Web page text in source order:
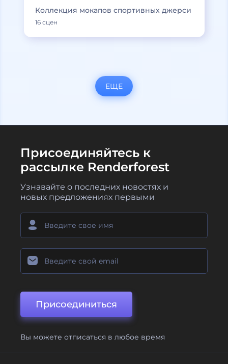
Коллекция мокапов спортивных джерси
16 сцен
ЕЩЕ
Присоединяйтесь к
рассылке Renderforest
Узнавайте о последних новостях и
новых предложениях первыми
Присоединиться
Вы можете отписаться в любое время